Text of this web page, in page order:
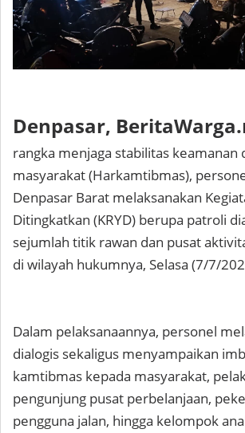
Denpasar,
rangka menjaga stabilitas keamanan
masyarakat (Harkamtibmas),
Denpasar Barat melaksanakan
Ditingkatkan (KRYD) berupa patroli
sejumlah titik rawan dan pusat
di wilayah hukumnya, Selasa (7/7/
Dalam pelaksanaannya, personel
dialogis sekaligus menyampaikan
kamtibmas kepada masyarakat,
pengunjung pusat perbelanjaan,
pengguna jalan, hingga kelompok